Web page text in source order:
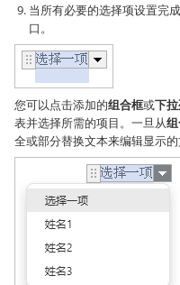
当所有必要的选择项设置完
口。
您可以点击添加的组合框或下
表并选择所需的项目。一旦从
全或部分替换文本来编辑显示的